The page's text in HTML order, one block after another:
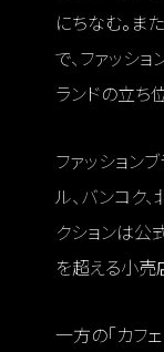
にちなむ。ま
で、ファッシ
ランドの立ち
ファッション
ル、バンコク
クションは公
を超える小売
一方の「カフ